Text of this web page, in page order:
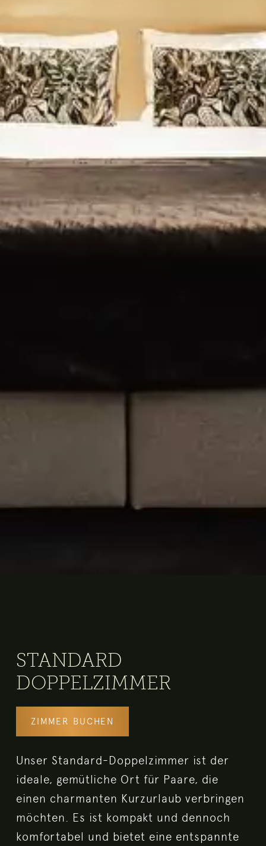
STANDARD
DOPPELZIMMER
ZIMMER BUCHEN
Unser Standard-Doppelzimmer ist der
ideale, gemütliche Ort für Paare, die
einen charmanten Kurzurlaub verbringen
möchten. Es ist kompakt und dennoch
komfortabel und bietet eine entspannte